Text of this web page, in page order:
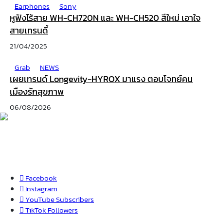
Earphones Sony
หูฟังไร้สาย WH-CH720N และ WH-CH520 สีใหม่ เอาใจ
สายเทรนดี้
21/04/2025
Grab
NEWS
เผยเทรนด์ Longevity-HYROX มาแรง ตอบโจทย์คน
เมืองรักสุขภาพ
06/08/2026
Facebook
Instagram
YouTubeSubscribers
TikTok Followers